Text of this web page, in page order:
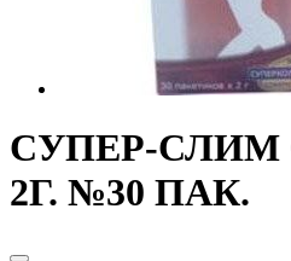
СУПЕР-
2Г. №30 ПАК.